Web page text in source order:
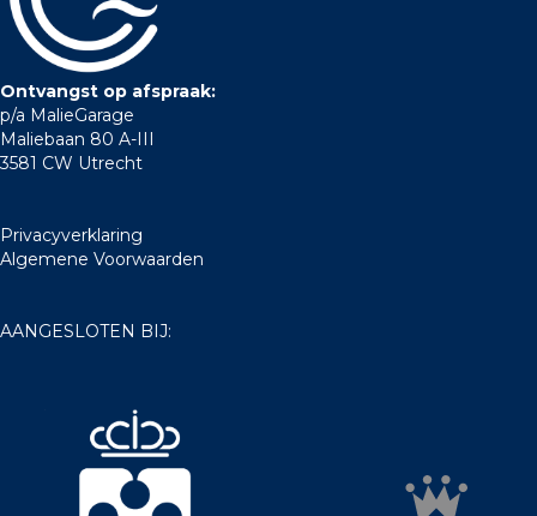
Ontvangst op afspraak:
p/a MalieGarage
Maliebaan 80 A-III
3581 CW Utrecht
Privacyverklaring
Algemene Voorwaarden
AANGESLOTEN BIJ: